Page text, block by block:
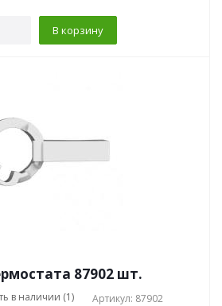
В корзину
87902 шт.
в наличии (1) Артикул: 87902